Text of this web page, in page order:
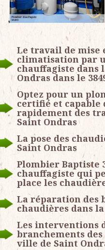
Le travail de mise
climatisation par
chauffagiste dans
Ondras dans le
Optez pour un
certifié et capable
rapidement des
Saint Ondras
La pose des
Saint Ondras
Plombier Baptiste
chauffagiste qui
place les
La réparation des
chaudières dans
Les interventions
branchements
ville de Saint